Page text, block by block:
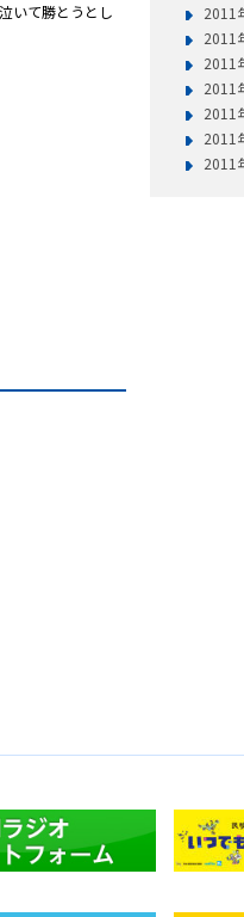
て勝とうとし
2011
2011
2011
2011
2011
2011
2011